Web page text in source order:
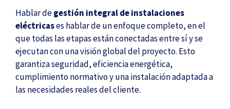
Hablar degestión integral de instalaciones
eléctricases hablar de un enfoque completo, en el
que todas las etapas están conectadas entre sí y se
ejecutan con una visión global del proyecto. Esto
garantiza seguridad, eficiencia energética,
cumplimiento normativo y una instalación adaptada a
las necesidades reales del cliente.